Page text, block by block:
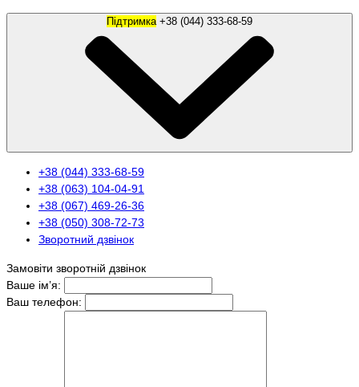
Підтримка
+38 (044) 333-68-59
+38 (063) 104-04-91
+38 (067) 469-26-36
+38 (050) 308-72-73
Зворотний дзвінок
Замовіти зворотній дзвінок
Ваше ім’я:
Ваш телефон: